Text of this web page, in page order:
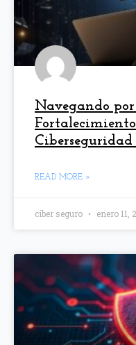
Navegando
Ciberseguridad
READ MORE »
ciber seguro enero 11,